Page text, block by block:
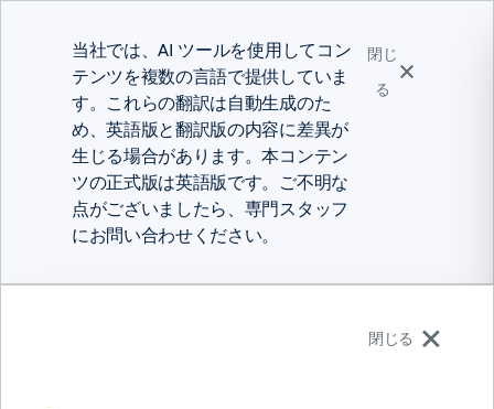
当社では、AI ツールを使用してコン
テンツを複数の言語で提供していま
す。これらの翻訳は自動生成のた
め、英語版と翻訳版の内容に差異が
生じる場合があります。本コンテン
ツの正式版は英語版です。ご不明な
点がございましたら、専門スタッフ
にお問い合わせください。
閉じ
る
閉じる